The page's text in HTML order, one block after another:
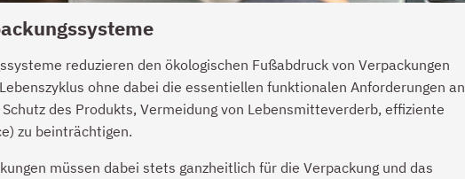
reduzieren den ökologischen Fußabdruck von Verpackungen
ohne dabei die essentiellen funktionalen Anforderungen an
des Produkts, Vermeidung von Lebensmitteverderb, effiziente
zu beinträchtigen.
müssen dabei stets ganzheitlich für die Verpackung und das